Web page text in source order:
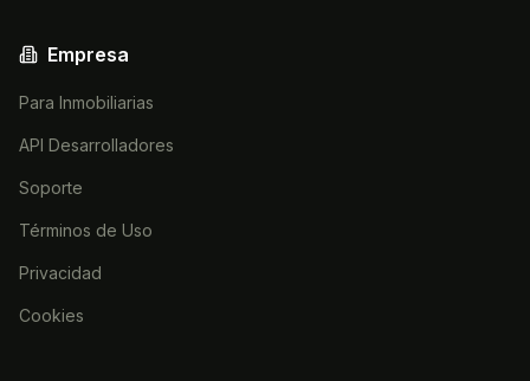
Empresa
Para Inmobiliarias
API Desarrolladores
Soporte
Términos de Uso
Privacidad
Cookies